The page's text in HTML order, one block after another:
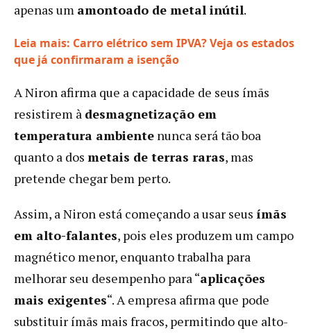
apenas um amontoado de metal inútil.
Leia mais: Carro elétrico sem IPVA? Veja os estados
que já confirmaram a isenção:
sem
terras
Empresa
dos
quebrar
da
China
A Niron afirma que a capacidade de seus ímãs
resistirem à desmagnetização em
temperatura ambiente nunca será tão boa
quanto a dos metais de terras raras, mas
pretende chegar bem perto.
Assim, a Niron está começando a usar seus ímãs
em alto-falantes, pois eles produzem um campo
magnético menor, enquanto trabalha para
melhorar seu desempenho para “aplicações
mais exigentes“. A empresa afirma que pode
substituir ímãs mais fracos, permitindo que alto-